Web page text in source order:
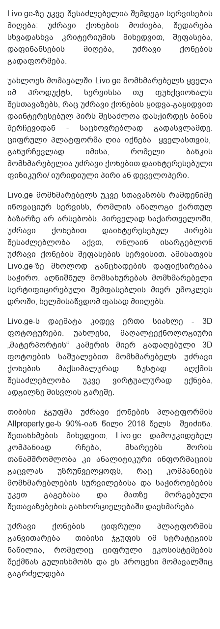
Livo.ge-ზე უკვე შესაძლებელია შემდეგი სერვისების
მიღება: უძრავი ქონების მოძიება, შედარება
სხვადასხვა კრიტერიუმის მიხედვით, შეფასება,
დაფინანსების მიღება, უძრავი ქონების
გადაფორმება.
უახლოეს მომავალში Livo.ge მომხმარებელს ყველა
იმ პროდუქტს, სერვისსა თუ ფუნქციონალს
შესთავაზებს, რაც უძრავი ქონების ყიდვა-გაყიდვით
დაინტერესებულ პირს შესაძლოა დასჭირდეს ბინის
შერჩევიდან - საცხოვრებლად გადასვლამდე.
ციფრული პლატფორმა ღია იქნება ყველასთვის,
განურჩევლად იმისა, რომელი ბანკის
მომხმარებელია უძრავი ქონებით დაინტერესებული
ფიზიკური/ იურიდიული პირი ან დეველოპერი.
Livo.ge მომხმარებელს უკვე სთავაზობს რამდენიმე
ინოვაციურ სერვისს, რომლის ანალოგი ქართულ
ბაზარზე არ არსებობს. პირველად საქართველოში,
უძრავი ქონებით დაინტერესებულ პირებს
შესაძლებლობა აქვთ, ონლაინ ისარგებლონ
უძრავი ქონების შეფასების სერვისით. ამისათვის
Livo.ge-ზე მხოლოდ განცხადების დაფიქსირებაა
საჭირო. აღნიშნულ მომსახურებას მომხმარებელი
სერტიფიცირებული შემფასებლის მიერ უმოკლეს
დროში, ხელმისაწვდომ ფასად მიიღებს.
Livo.ge-ს დაემატა კიდევ ერთი სიახლე - 3D
ფოტოტურები. უახლესი, მაღალტექნოლოგიური
„მატერპორტის“ კამერის მიერ გადაღებული 3D
ფოტოების საშუალებით მომხმარებელს უძრავი
ქონების მაქსიმალურად ზუსტად აღქმის
შესაძლებლობა უკვე ვირტუალურად ექნება,
ადგილზე მისვლის გარეშე.
თიბისი ჯგუფმა უძრავი ქონების პლატფორმის
Allproperty.ge-ს 90%-იან წილი 2018 წელს შეიძინა.
შეთანხმების მიხედვით, Livo.ge დამოუკიდებელ
კომპანიად რჩება, მხარეებს შორის
თანამშრომლობა კი ანალიტიკური ინფორმაციის
გაცვლას უზრუნველყოფს, რაც კომპანიებს
მომხმარებლების სურვილებისა და საჭიროებების
უკეთ გაგებასა და მათზე მორგებული
შეთავაზებების განხორციელებაში დაეხმარება.
უძრავი ქონების ციფრული პლატფორმის
განვითარება თიბისი ჯგუფის იმ სტრატეგიის
ნაწილია, რომელიც ციფრული ეკოსისტემების
შექმნას გულისხმობს და ეს პროცესი მომავალშიც
გაგრძელდება.